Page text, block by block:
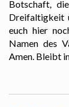
Botschaft,
Dreifaltigkeit
euch hier
Namen des
Amen. Bleibt